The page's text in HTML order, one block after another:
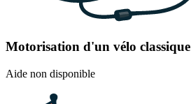
Motorisation d'un vélo classique
Aide non disponible